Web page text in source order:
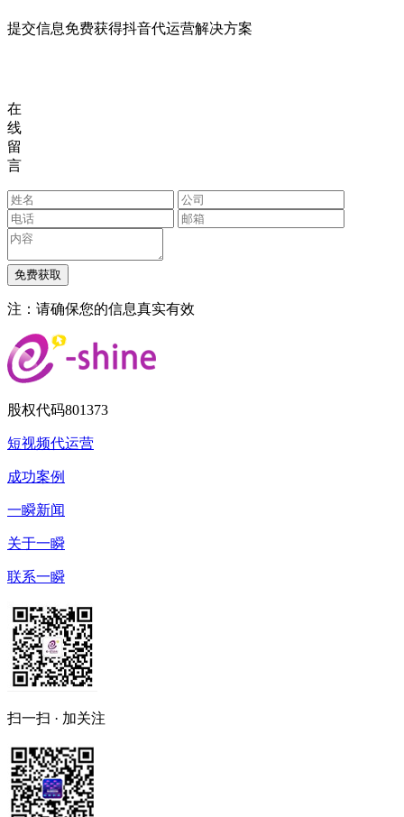
提交信息免费获得抖音代运营解决方案
在
线
留
言
注：请确保您的信息真实有效
股权代码801373
短视频代运营
成功案例
一瞬新闻
关于一瞬
联系一瞬
扫一扫 · 加关注